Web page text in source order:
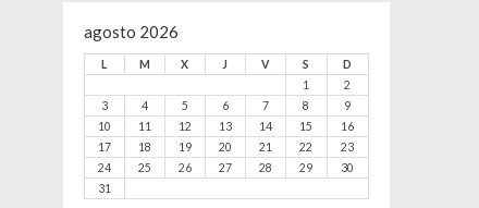
agosto 2026
L M X J V S
D
1
2
3
4 5 6 7 8
9
10
11 12 13 14 15
16
17
18 19 20 21 22
23
24
25 26 27 28 29
30
31